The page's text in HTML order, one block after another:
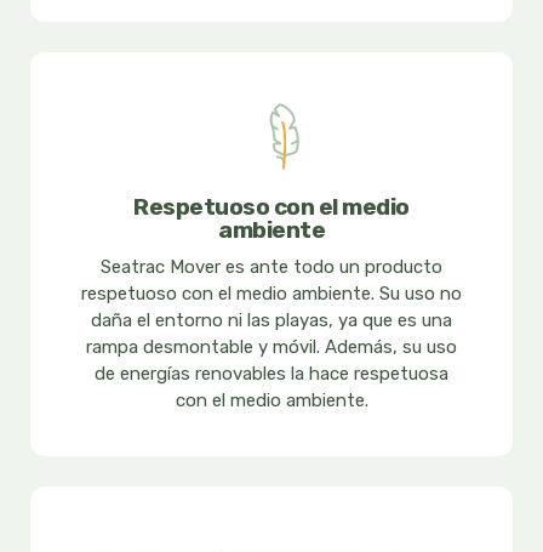
Respetuoso con el medio
ambiente
Seatrac Mover es ante todo un producto
respetuoso con el medio ambiente. Su uso no
daña el entorno ni las playas, ya que es una
rampa desmontable y móvil. Además, su uso
de energías renovables la hace respetuosa
con el medio ambiente.